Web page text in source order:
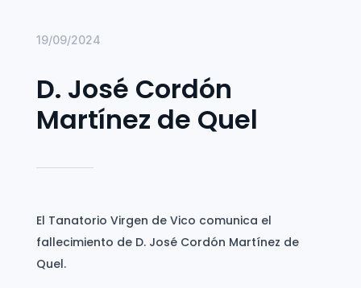
19/09/2024
D. José Cordón
Martínez de Quel
El Tanatorio Virgen de Vico comunica el
fallecimiento de D. José Cordón Martínez de
Quel.